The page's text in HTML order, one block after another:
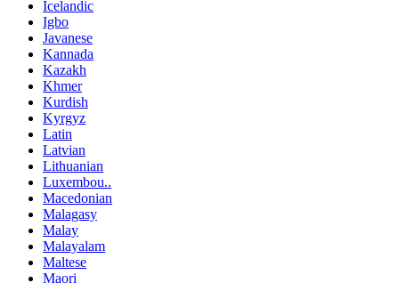
Icelandic
Igbo
Javanese
Kannada
Kazakh
Khmer
Kurdish
Kyrgyz
Latin
Latvian
Lithuanian
Luxembou..
Macedonian
Malagasy
Malay
Malayalam
Maltese
Maori